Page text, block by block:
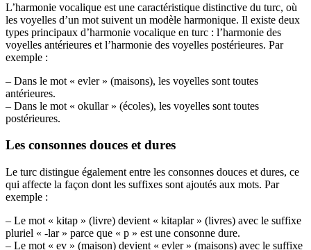
L’harmonie vocalique est une caractéristique distinctive du turc, où
les voyelles d’un mot suivent un modèle harmonique. Il existe deux
types principaux d’harmonie vocalique en turc : l’harmonie des
voyelles antérieures et l’harmonie des voyelles postérieures. Par
exemple :
– Dans le mot « evler » (maisons), les voyelles sont toutes
antérieures.
– Dans le mot « okullar » (écoles), les voyelles sont toutes
postérieures.
Les consonnes douces et dures
Le turc distingue également entre les consonnes douces et dures, ce
qui affecte la façon dont les suffixes sont ajoutés aux mots. Par
exemple :
– Le mot « kitap » (livre) devient « kitaplar » (livres) avec le suffixe
pluriel « -lar » parce que « p » est une consonne dure.
– Le mot « ev » (maison) devient « evler » (maisons) avec le suffixe